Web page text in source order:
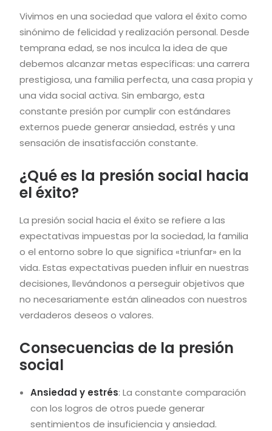
Vivimos en una sociedad que valora el éxito como
sinónimo de felicidad y realización personal. Desde
temprana edad, se nos inculca la idea de que
debemos alcanzar metas específicas: una carrera
prestigiosa, una familia perfecta, una casa propia y
una vida social activa. Sin embargo, esta
constante presión por cumplir con estándares
externos puede generar ansiedad, estrés y una
sensación de insatisfacción constante.
¿Qué es la presión social hacia
el éxito?
La presión social hacia el éxito se refiere a las
expectativas impuestas por la sociedad, la familia
o el entorno sobre lo que significa «triunfar» en la
vida. Estas expectativas pueden influir en nuestras
decisiones, llevándonos a perseguir objetivos que
no necesariamente están alineados con nuestros
verdaderos deseos o valores.
Consecuencias de la presión
social
Ansiedad y estrés: La constante comparación
con los logros de otros puede generar
sentimientos de insuficiencia y ansiedad.